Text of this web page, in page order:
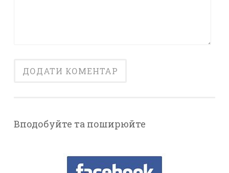
Вподобуйте та поширюйте